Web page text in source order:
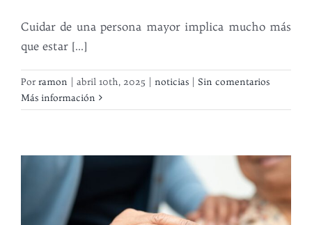
Cuidar de una persona mayor implica mucho más
que estar [...]
Porramon abril 10th, 2025 noticias
Sin comentarios
Más información